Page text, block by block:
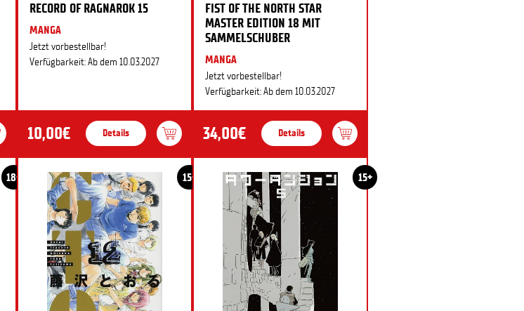
RECORD OF RAGNAROK 15
MANGA
Jetzt vorbestellbar!
Verfügbarkeit: Ab dem 10.03.2027
10,00€ Details
FIST OF THE NORTH STAR
MASTER EDITION 18 MIT
SAMMELSCHUBER
MANGA
Jetzt vorbestellbar!
Verfügbarkeit: Ab dem 10.03.2027
34,00€ Details
18+ 15+ 15+